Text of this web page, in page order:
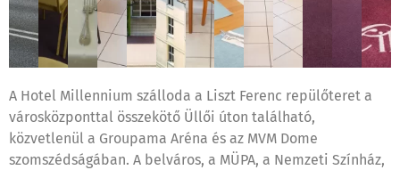
A Hotel Millennium szálloda a Liszt Ferenc repülőteret a
városközponttal összekötő Üllői úton található,
közvetlenül a Groupama Aréna és az MVM Dome
szomszédságában. A belváros, a MÜPA, a Nemzeti Színház,